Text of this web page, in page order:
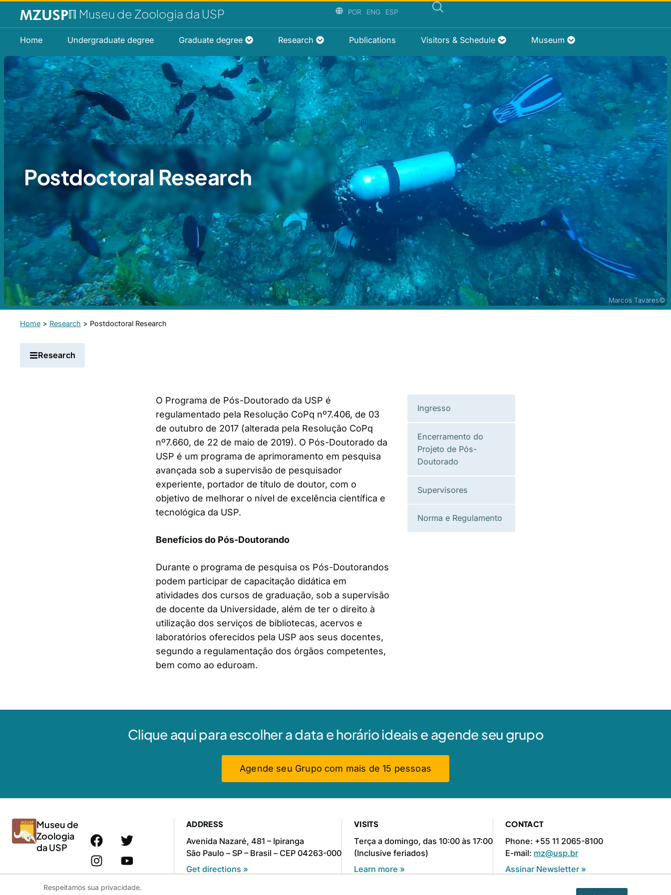
ℿ Museu de Zoologia da USP POR ENG ESP
Home Undergraduate degree Graduate degree Research Publications Visitors & Schedule Museum
Marcos Tavares©
Postdoctoral Research
Home > Research > Postdoctoral Research
Research
O Programa de Pós-Doutorado da USP é
regulamentado pela Resolução CoPq nº7.406, de 03
de outubro de 2017 (alterada pela Resolução CoPq
nº7.660, de 22 de maio de 2019). O Pós-Doutorado da
USP é um programa de aprimoramento em pesquisa
avançada sob a supervisão de pesquisador
experiente, portador de título de doutor, com o
objetivo de melhorar o nível de excelência científica e
tecnológica da USP.
Benefícios do Pós-Doutorando
Durante o programa de pesquisa os Pós-Doutorandos
podem participar de capacitação didática em
atividades dos cursos de graduação, sob a supervisão
de docente da Universidade, além de ter o direito à
utilização dos serviços de bibliotecas, acervos e
laboratórios oferecidos pela USP aos seus docentes,
segundo a regulamentação dos órgãos competentes,
bem como ao eduroam.
Ingresso
Encerramento do
Projeto de Pós-
Doutorado
Supervisores
Norma e Regulamento
Clique aqui para escolher a data e horário ideais e agende seu grupo
Agende seu Grupo com mais de 15 pessoas
Museu de
Zoologia
da USP
ADDRESS
Avenida Nazaré, 481 – Ipiranga
São Paulo – SP – Brasil – CEP 04263-000
Get directions »
VISITS
Terça a domingo, das 10:00 às 17:00
(Inclusive feriados)
Learn more »
CONTACT
Phone: +55 11 2065-8100
E-mail: mz@usp.br
Assinar Newsletter »
Respeitamos sua privacidade.